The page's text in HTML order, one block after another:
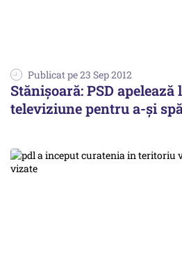
Publicat pe 23 Sep 2012
Stănișoară: PSD apelează
televiziune pentru a-și